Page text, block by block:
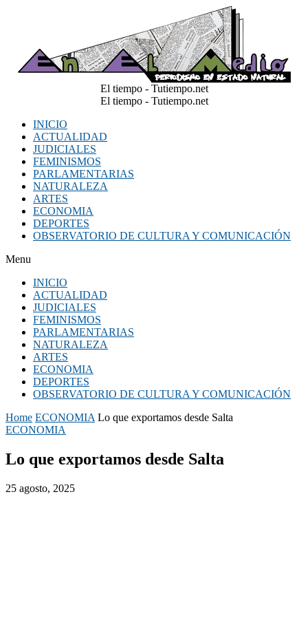
El tiempo - Tutiempo.net
El tiempo - Tutiempo.net
INICIO
ACTUALIDAD
JUDICIALES
FEMINISMOS
PARLAMENTARIAS
NATURALEZA
ARTES
ECONOMIA
DEPORTES
OBSERVATORIO DE CULTURA Y COMUNICACIÓN
Menu
INICIO
ACTUALIDAD
JUDICIALES
FEMINISMOS
PARLAMENTARIAS
NATURALEZA
ARTES
ECONOMIA
DEPORTES
OBSERVATORIO DE CULTURA Y COMUNICACIÓN
Home ECONOMIA Lo que exportamos desde Salta
ECONOMIA
Lo que exportamos desde Salta
25 agosto, 2025